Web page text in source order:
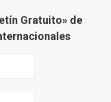
Gratuito» de